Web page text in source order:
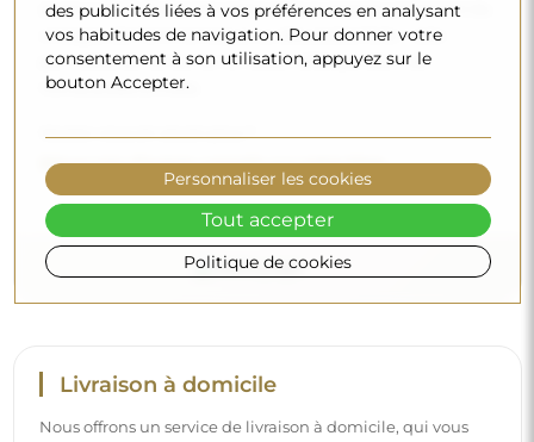
(autour de 7). Évitez les nettoyants puissants contenant du
vinaigre, de l’ammoniaque ou des acides forts – cela
permettra de conserver un beau reflet pendant de
nombreuses années.
Voulez-vous en savoir plus ?
Découvrez d’autres conseils sur notre blog.
Livraison à domicile
Nous offrons un service de livraison à domicile, qui vous
des publicités liées à vos préférences en analysant
vos habitudes de navigation. Pour donner votre
consentement à son utilisation, appuyez sur le
bouton Accepter.
Politique de cookies
Personnaliser les cookies
Tout accepter